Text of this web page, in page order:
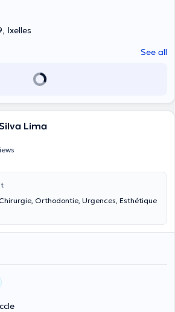
Ixelles
See all
Lima
Orthodontie, Urgences, Esthétique